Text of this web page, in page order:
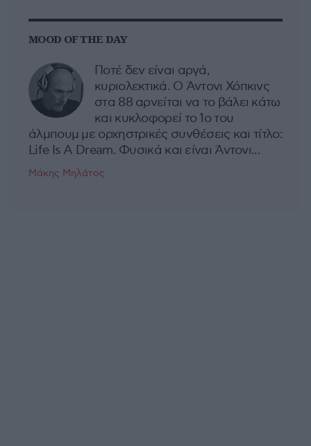
MOOD OF THE DAY
Ποτέ δεν είναι αργά,
κυριολεκτικά. Ο Άντονι Χόπκινς
στα 88 αρνείται να το βάλει κάτω
και κυκλοφορεί το 1ο του
άλμπουμ με ορχηστρικές συνθέσεις και τίτλο:
Life Is A Dream. Φυσικά και είναι Άντονι...
Μάκης Μηλάτος